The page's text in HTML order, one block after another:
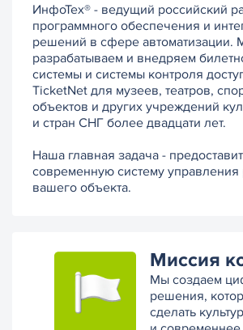
ИнфоТех® - ведущий российский
программного обеспечения и
решений в сфере автоматизации.
разрабатываем и внедряем
системы и системы контроля
TicketNet для музеев, театров,
объектов и других учреждений
и стран СНГ более двадцати лет.
Наша главная задача -
современную систему управления
вашего объекта.
Миссия
Мы создаем
решения,
сделать